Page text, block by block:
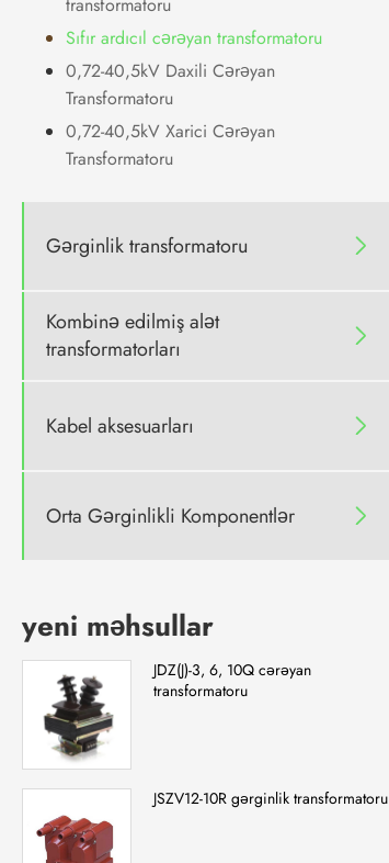
transformatoru
Sıfır ardıcıl cərəyan transformatoru
0,72-40,5kV Daxili Cərəyan
Transformatoru
0,72-40,5kV Xarici Cərəyan
Transformatoru
Gərginlik transformatoru 
Kombinə edilmiş alət
transformatorları

Kabel aksesuarları 
Orta Gərginlikli Komponentlər 
yeni məhsullar
JDZ(J)-3, 6, 10Q cərəyan
transformatoru
JSZV12-10R gərginlik transformatoru